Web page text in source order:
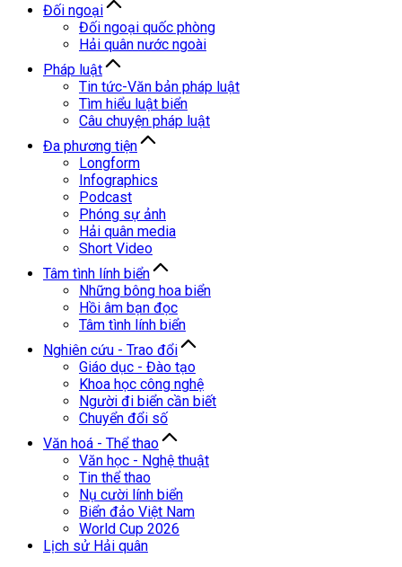
Đối ngoại
Đối ngoại quốc phòng
Hải quân nước ngoài
Pháp luật
Tin tức-Văn bản pháp luật
Tìm hiểu luật biển
Câu chuyện pháp luật
Đa phương tiện
Longform
Infographics
Podcast
Phóng sự ảnh
Hải quân media
Short Video
Tâm tình lính biển
Những bông hoa biển
Hồi âm bạn đọc
Tâm tình lính biển
Nghiên cứu - Trao đổi
Giáo dục - Đào tạo
Khoa học công nghệ
Người đi biển cần biết
Chuyển đổi số
Văn hoá - Thể thao
Văn học - Nghệ thuật
Tin thể thao
Nụ cười lính biển
Biển đảo Việt Nam
World Cup 2026
Lịch sử Hải quân